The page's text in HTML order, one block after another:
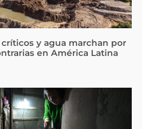
críticos y agua marchan por
en América Latina